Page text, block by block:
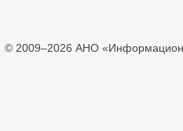
© 2009–2026 АНО